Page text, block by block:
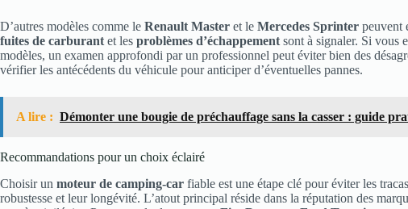
D’autres modèles comme le Renault Master et le Mercedes Sprinter peuvent
fuites de carburant et les problèmes d’échappement sont à signaler. Si vous
modèles, un examen approfondi par un professionnel peut éviter bien des
vérifier les antécédents du véhicule pour anticiper d’éventuelles pannes.
A lire : Démonter une bougie de préchauffage sans la casser : guide
Recommandations pour un choix éclairé
Choisir un moteur de camping-car fiable est une étape clé pour éviter les
robustesse et leur longévité. L’atout principal réside dans la réputation des